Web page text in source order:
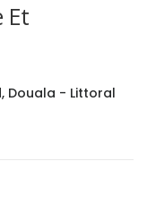
Et
Douala - Littoral